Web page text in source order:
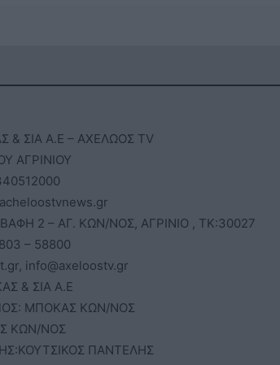
& ΣΙΑ Α.Ε – ΑΧΕΛΩΟΣ TV
ΑΓΡΙΝΙΟΥ
2 – ΑΓ. ΚΩΝ/ΝΟΣ, ΑΓΡΙΝΙΟ , ΤΚ:30027
– 58800
info@axeloostv.gr
& ΣΙΑ Α.Ε
ΜΠΟΚΑΣ ΚΩΝ/ΝΟΣ
ΚΩΝ/ΝΟΣ
ΠΑΝΤΕΛΗΣ